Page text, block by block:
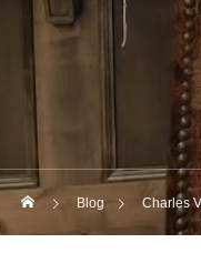
Blog Charles